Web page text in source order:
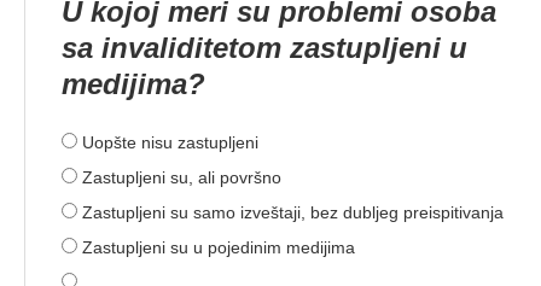
U kojoj meri su problemi osoba
sa invaliditetom zastupljeni u
medijima?
Uopšte nisu zastupljeni
Zastupljeni su, ali površno
Zastupljeni su samo izveštaji, bez dubljeg preispitivanja
Zastupljeni su u pojedinim medijima